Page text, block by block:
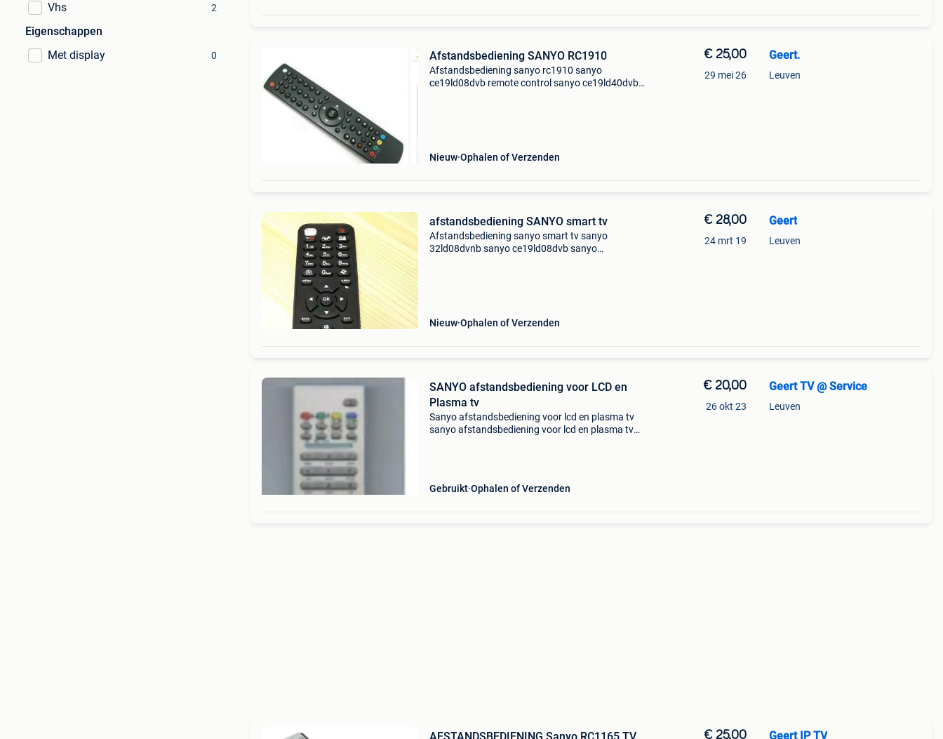
Vhs 2
Eigenschappen
Met display
0 Afstandsbediening SANYO RC1910
Afstandsbediening sanyo rc1910 sanyo
ce19ld08dvb remote control sanyo ce19ld40dvb
Nieuw Ophalen of Verzenden
€ 25,00
29 mei 26
Geert.
Leuven
afstandsbediening SANYO smart tv
Afstandsbediening sanyo smart tv sanyo
32ld08dvnb sanyo ce19ld08dvb sanyo
Nieuw Ophalen of Verzenden
€ 28,00
24 mrt 19
Geert
Leuven
SANYO afstandsbediening voor LCD en
Plasma tv
Sanyo afstandsbediening voor lcd en plasma tv
sanyo afstandsbediening voor lcd en plasma tv
Gebruikt Ophalen of Verzenden
€ 20,00
26 okt 23
Geert TV @ Service
Leuven
€ 25,00 Geert IP TV